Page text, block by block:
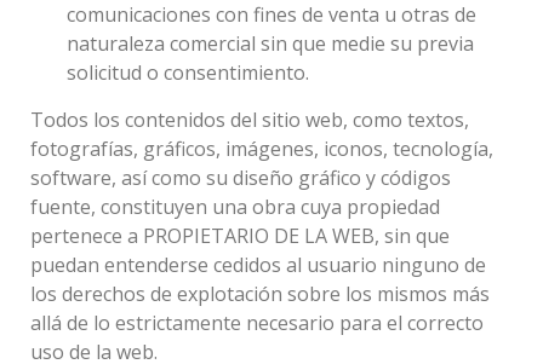
comunicaciones con fines de venta u otras de
naturaleza comercial sin que medie su previa
solicitud o consentimiento.
Todos los contenidos del sitio web, como textos,
fotografías, gráficos, imágenes, iconos, tecnología,
software, así como su diseño gráfico y códigos
fuente, constituyen una obra cuya propiedad
pertenece a PROPIETARIO DE LA WEB, sin que
puedan entenderse cedidos al usuario ninguno de
los derechos de explotación sobre los mismos más
allá de lo estrictamente necesario para el correcto
uso de la web.